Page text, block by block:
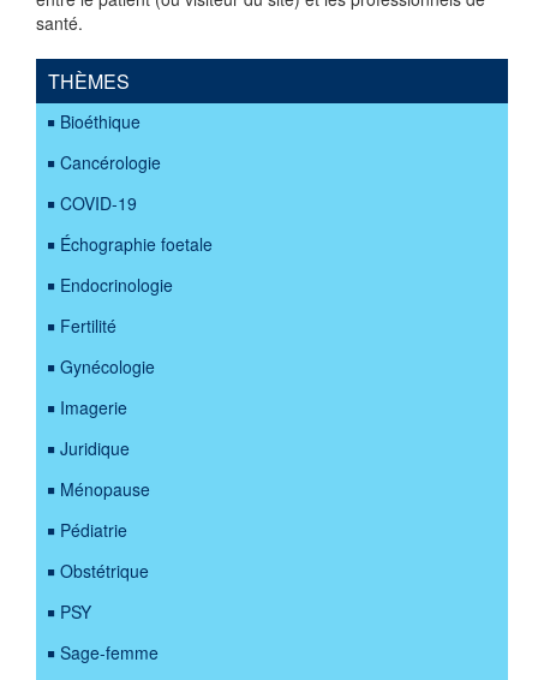
santé.
THÈMES
Bioéthique
Cancérologie
COVID-19
Échographie foetale
Endocrinologie
Fertilité
Gynécologie
Imagerie
Juridique
Ménopause
Pédiatrie
Obstétrique
PSY
Sage-femme